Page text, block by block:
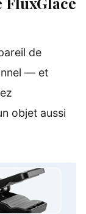
de
— et
objet aussi